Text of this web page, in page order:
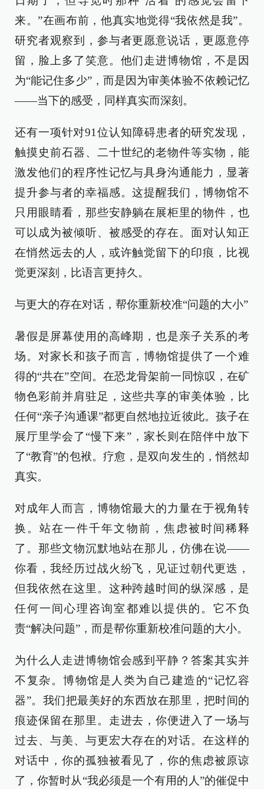
来。”在画布前，他真实地觉得“我依然是我”。
研究者观察到，参与者更愿意说话，更愿意停
留，脸上多了笑意。他们走进博物馆，不是因
为“能记住多少”，而是因为审美体验不依赖记忆
——当下的感受，同样真实而深刻。
还有一项针对91位认知障碍患者的研究发现，
触摸史前石器、二十世纪的老物件等实物，能
激发他们的程序性记忆与具身沟通能力，显著
提升参与者的幸福感。这提醒我们，博物馆不
只用眼睛看，那些安静躺在展柜里的物件，也
可以成为被倾听、被感受的存在。面对认知正
在悄然远去的人，或许触觉留下的印痕，比视
觉更深刻，比语言更持久。
与更大的存在对话，帮你重新校准“问题的大小”
暑假是屏幕使用的高峰期，也是亲子关系的考
场。对家长和孩子而言，博物馆提供了一个难
得的“共在”空间。在恐龙骨架前一同惊叹，在矿
物色彩前并肩驻足，这些共享的审美体验，比
任何“亲子沟通课”都更自然地拉近彼此。孩子在
展厅里学会了“慢下来”，家长则在陪伴中放下
了“教育”的包袱。疗愈，是双向发生的，悄然却
真实。
对成年人而言，博物馆最大的力量在于视角转
换。站在一件千年文物前，焦虑被时间稀释
了。那些文物沉默地站在那儿，仿佛在说——
你看，我经历过战火纷飞，见证过朝代更迭，
但我依然在这里。这种跨越时间的纵深感，是
任何一间心理咨询室都难以提供的。它不负
责“解决问题”，而是帮你重新校准问题的大小。
为什么人走进博物馆会感到平静？答案其实并
不复杂。博物馆是人类为自己建造的“记忆容
器”。我们把最美好的东西放在那里，把时间的
痕迹保留在那里。走进去，你便进入了一场与
过去、与美、与更宏大存在的对话。在这样的
对话中，你的孤独被看见了，你的焦虑被原谅
了，你暂时从“我必须是一个有用的人”的催促中